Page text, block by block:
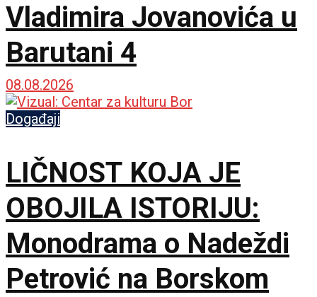
Vladimira Jovanovića u
Barutani 4
08.08.2026
Događaji
LIČNOST KOJA JE
OBOJILA ISTORIJU:
Monodrama o Nadeždi
Petrović na Borskom